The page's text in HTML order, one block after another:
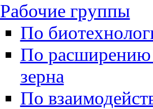
Рабочие группы
По
По расширению
зерна
По